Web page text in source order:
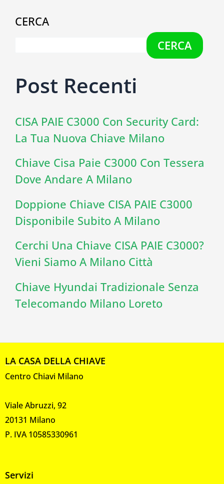
CERCA
CERCA
Post Recenti
CISA PAIE C3000 Con Security Card:
La Tua Nuova Chiave Milano
Chiave Cisa Paie C3000 Con Tessera
Dove Andare A Milano
Doppione Chiave CISA PAIE C3000
Disponibile Subito A Milano
Cerchi Una Chiave CISA PAIE C3000?
Vieni Siamo A Milano Città
Chiave Hyundai Tradizionale Senza
Telecomando Milano Loreto
LA CASA DELLA CHIAVE
Centro Chiavi Milano
Viale Abruzzi, 92
20131 Milano
P. IVA 10585330961
Servizi